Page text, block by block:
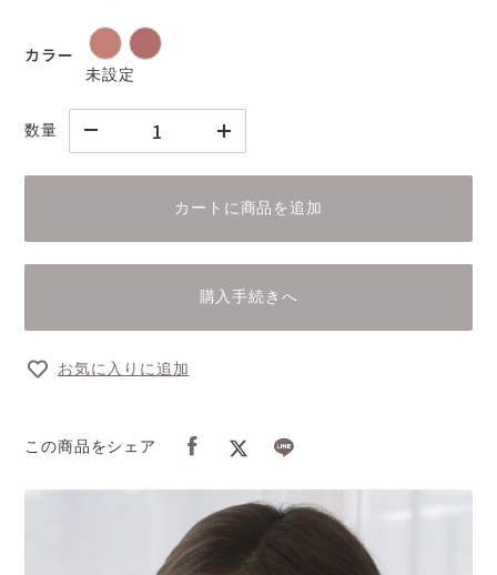
カラー
未設定
数量
カートに商品を追加
購入手続きへ
お気に入りに追加
この商品をシェア